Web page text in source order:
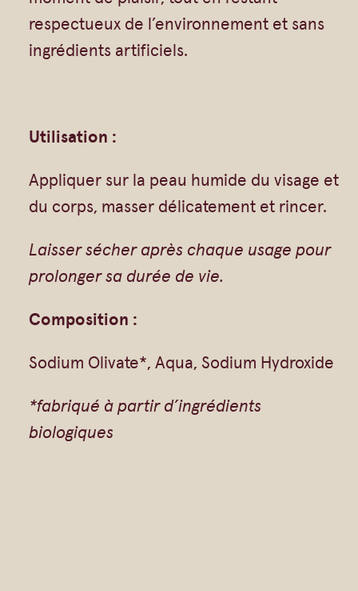
Gommages
Huiles à massage
Hydratants
Huiles
respectueux de l’environnement et sans
ingrédients artificiels.
Utilisation :
Appliquer sur la peau humide du visage et
du corps, masser délicatement et rincer.
Laisser sécher après chaque usage pour
prolonger sa durée de vie.
Composition :
Sodium Olivate*, Aqua, Sodium Hydroxide
*fabriqué à partir d’ingrédients
biologiques
r
s
l
e
2
0
g
–
o
p
s